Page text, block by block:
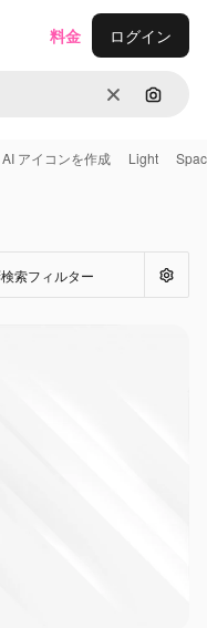
消去 画像で
料金 ログイン
AI アイコンを作成 Light
検索フィルター